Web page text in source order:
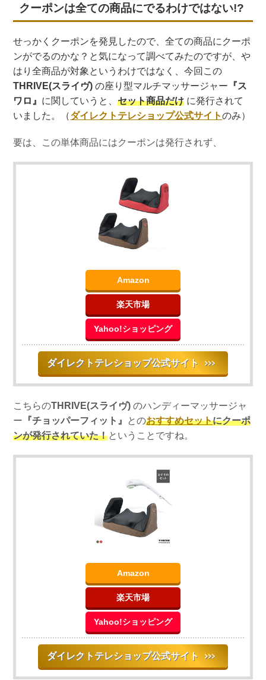
クーポンは全ての商品にでるわけではない!?
せっかくクーポンを発見したので、全ての商品にクーポ
ンがでるのかな？と気になって調べてみたのですが、や
はり全商品が対象というわけではなく、今回この
THRIVE(スライヴ) の座り型マルチマッサージャー 『ス
ワロ』 に関していうと、セット商品だけ に発行されて
いました。（ダイレクトテレショップ公式サイトのみ）
要は、この単体商品にはクーポンは発行されず、
Amazon
楽天市場
Yahoo!ショッピング
ダイレクトテレショップ公式サイト ＞＞＞
こちらのTHRIVE(スライヴ) のハンディーマッサージャ
ー 『チョッパーフィット』 とのおすすめセットにクーポ
ンが発行されていた！ということですね。
Amazon
楽天市場
Yahoo!ショッピング
ダイレクトテレショップ公式サイト ＞＞＞